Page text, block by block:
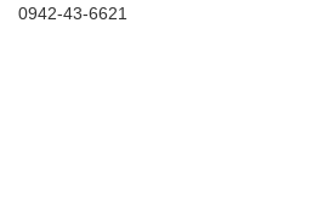
0942-43-6621